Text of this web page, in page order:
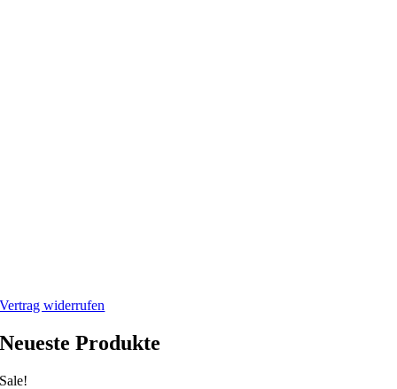
Vertrag widerrufen
Neueste Produkte
Sale!